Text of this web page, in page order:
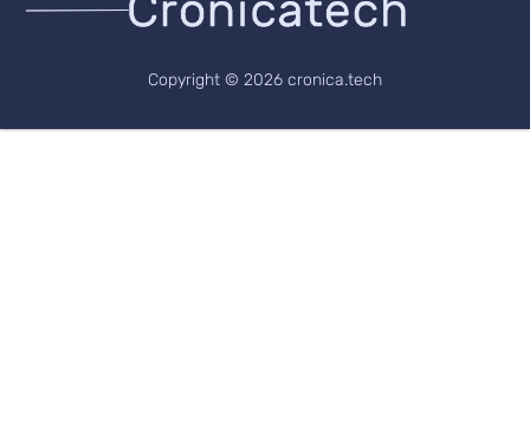
Copyright © 2026 cronica.tech